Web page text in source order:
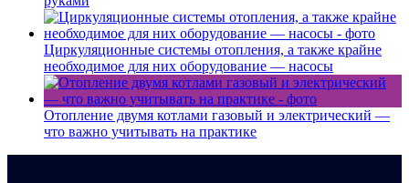
Циркуляционные системы отопления, а также крайне
необходимое для них оборудование — насосы
Отопление двумя котлами газовый и электрический —
что важно учитывать на практике